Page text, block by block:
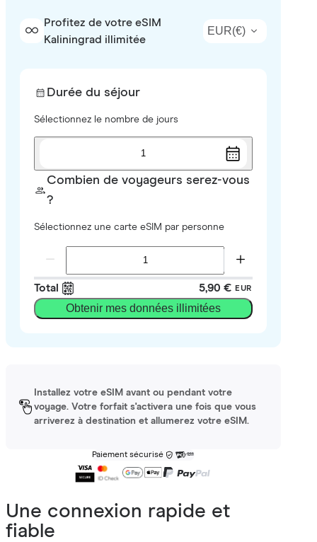
Profitez de votre eSIM
Kaliningrad illimitée
EUR(€)
Durée du séjour
Sélectionnez le nombre de jours
1
Combien de voyageurs serez-vous
?
Sélectionnez une carte eSIM par personne
Total 5,90 € EUR
Obtenir mes données illimitées
Installez votre eSIM avant ou pendant votre
voyage. Votre forfait s'activera une fois que vous
arriverez à destination et allumerez votre eSIM.
Paiement sécurisé
Une connexion rapide et
fiable